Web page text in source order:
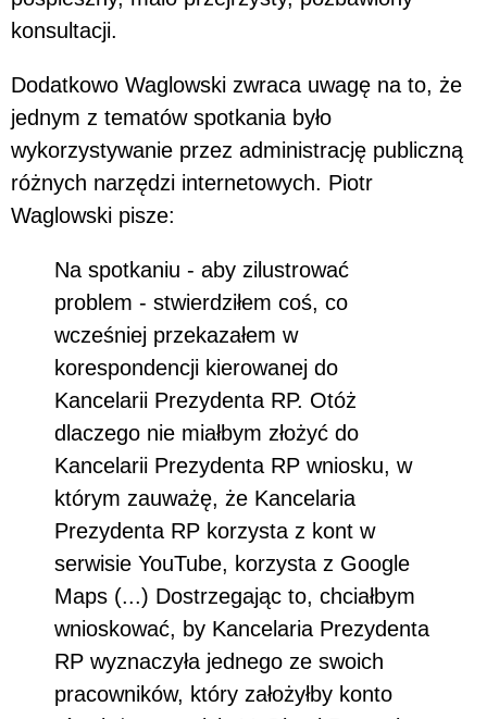
konsultacji.
Dodatkowo Waglowski zwraca uwagę na to, że
jednym z tematów spotkania było
wykorzystywanie przez administrację publiczną
różnych narzędzi internetowych. Piotr
Waglowski pisze:
Na spotkaniu - aby zilustrować
problem - stwierdziłem coś, co
wcześniej przekazałem w
korespondencji kierowanej do
Kancelarii Prezydenta RP. Otóż
dlaczego nie miałbym złożyć do
Kancelarii Prezydenta RP wniosku, w
którym zauważę, że Kancelaria
Prezydenta RP korzysta z kont w
serwisie YouTube, korzysta z Google
Maps (...) Dostrzegając to, chciałbym
wnioskować, by Kancelaria Prezydenta
RP wyznaczyła jednego ze swoich
pracowników, który założyłby konto